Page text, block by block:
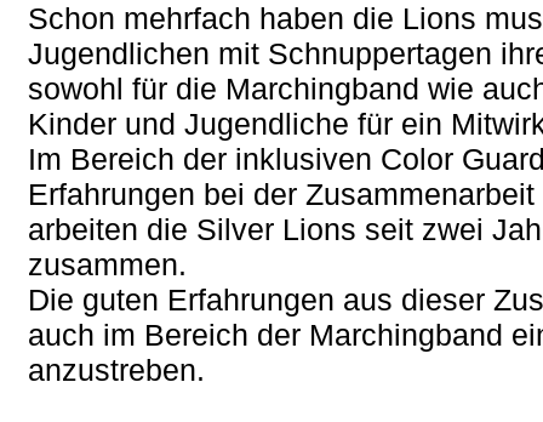
Schon mehrfach haben die Lions
Jugendlichen mit Schnuppertagen
sowohl für die Marchingband wie
Kinder und Jugendliche für ein
Im Bereich der inklusiven Color
Erfahrungen bei der
arbeiten die Silver Lions seit zwei
zusammen.
Die guten Erfahrungen aus dieser
auch im Bereich der Marchingband
anzustreben.